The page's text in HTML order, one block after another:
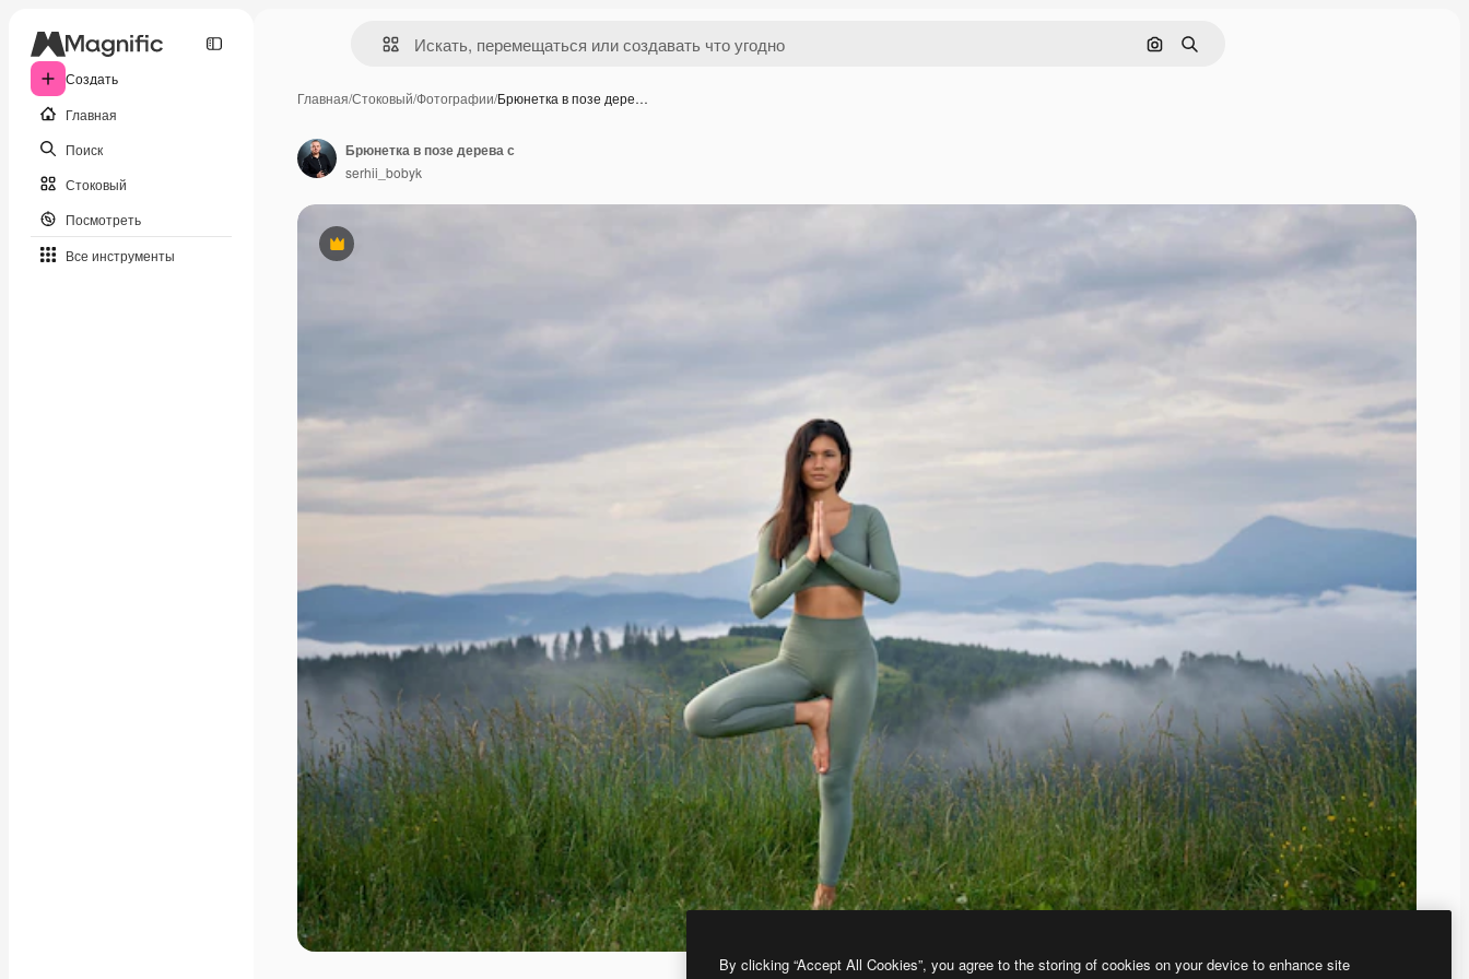
Создать
Главная
Поиск
Стоковый
Посмотреть
Все инструменты
Поиск по изображению
Поиск
Главная/Стоковый/Фотографии/Брюнетка в позе дере…
Премиум
Брюнетка в позе дерева с
serhii_bobyk
By clicking “Accept All Cookies”, you agree to the storing of cookies on your device to enhance site